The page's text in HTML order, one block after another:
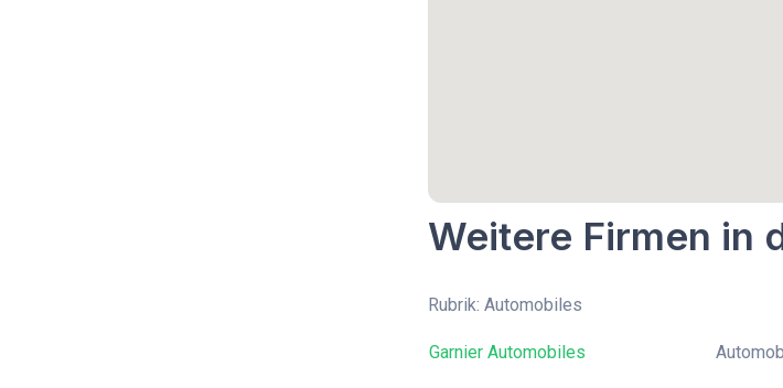
Weitere Firmen in
Rubrik: Automobiles
Garnier Automobiles